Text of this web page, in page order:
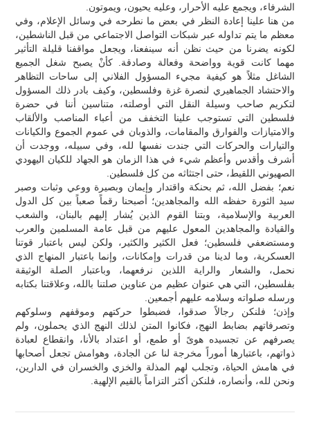
الشرفاء، ويجمع عليه الأحرار، وعليه يحيون، ويموتون.
من هنا علينا إعادة النظر في بعض ما نطرحه في وسائل الإعلام، وفي
معظم ما يتم تداوله عبر شبكات التواصل الاجتماعي من قبل الناشطين،
لكونه يضرنا من حيث نظن أنه سينفعنا، ويجعل مواقفنا قليلة التأثير
مهما كانت قوية وواضحة وفعالة وصادقة. كأنْ يصبح شغل الجميع
الشاغل مثلاً هو كيفية مجيء المسؤول الفلاني إلى ساحات التظاهر
والاحتشاد الجماهيري لنصرة غزة وفلسطين، وكيف بادر ذلك المسؤول
لتكريم صاحب وسيلة النقل التي أوصلته، متناسين أننا في حضرة
فلسطين التي تستوجب علينا التخفف من أعباء المناصب والألقاب
والامتيازات والفوارق والمقامات، والذوبان في عموم الجموع والكيانات
والتيارات والحركات التي جندت نفسها لله، وفي سبيله، ووجدت أن
أشرف وأقدس وأعظم شيء في هذا الزمان هو الجهاد للكيان اليهودي
الصهيوني اللقيط، حتى اجتثاثه من كل فلسطين.
نعم؛ بفضل الله، ثم بحنكة واقتدار وإيمان وبصيرة ووعي وثبات وصبر
سيد الثورة حفظه الله والمجاهدين؛ أصبحنا رقماً صعباً بين كل الدول
العربية والإسلامية، وبتنا القوم الذين يُشار إليهم بالبنان، والشعب
والقيادة والمجاهدين المعول عليهم من قبل عامة المسلمين والعرب
ومستضعفي فلسطين؛ فعل الكثير والكثير، ولكن ليس باعتبار قوتنا
العسكرية، وما لدينا من قدرات وإمكانات، وإنما باعتبار المنهاج الذي
نحمل، والشعار والراية اللذين نرفعهما، وباعتبار الصلة الوثيقة
بفلسطين، التي هي عنوان عظيم من عناوين صلتنا بالله، وعلاقتنا بكتابه
ورسله صلواته وسلامه عليهم أجمعين.
وإذن؛ فلنكن رجالاً صدقوا، فضبطوا حركتهم وموقفهم وسلوكهم
وتصرفاتهم بضابط النهج، فكانوا المتن لذلك النهج الذي يحملون، ولم
يصرفهم عن تجسيده هوىً أو طمع، أو اعتداد بالأنا، وانقطاع لعبادة
ذواتهم، باعتبارها أموراً مخرجة لنا عن الجادة، وهوامش تجعل أصحابها
في هامش الحياة، وتجلب لهم المذلة والخزي والخسران في الدارين،
ونحن لله، وأنصاره، فلنكن أكثر التزاماً بالقيم الإلهية.